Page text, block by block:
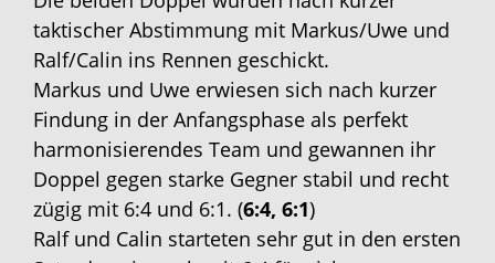
taktischer Abstimmung mit Markus/Uwe und
Ralf/Calin ins Rennen geschickt.
Markus und Uwe erwiesen sich nach kurzer
Findung in der Anfangsphase als perfekt
harmonisierendes Team und gewannen ihr
Doppel gegen starke Gegner stabil und recht
zügig mit 6:4 und 6:1. (6:4, 6:1)
Ralf und Calin starteten sehr gut in den ersten